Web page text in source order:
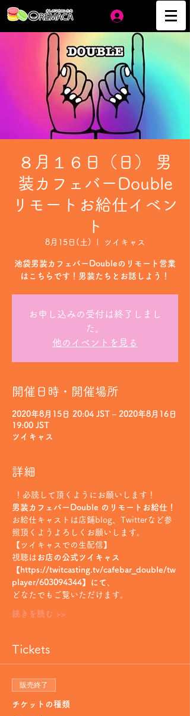
８月１６日（日） 男
装カフェバーDouble
リモートお給仕イベン
ト
8月15日(土) ツイキャス
池袋男装カフェバーDoubleのリモート営業
はこちらです！男装たちとお話しよう！
お申し込みの受付は終了しまし
た。
他のイベントを見る
開催日時・開催場所
2020年8月15日 20:04 JST – 2020年8月16日
19:00 JST
ツイキャス
詳細
！必読して頂くようにお願いします！
男装カフェバーDouble のリモートお給仕！
お給仕キャストは店鋪blog、Twitterなど参
照頂くようよろしくお願いします。
【ツイキャスでの生配信】
視聴は お店の公式ツイキャス
【https://twitcasting.tv/cafebar_double/tw
player/603094344】にて
どなたでもご覧いただけます。
続きを読む >>
Tickets
販売終了
チケットの種類